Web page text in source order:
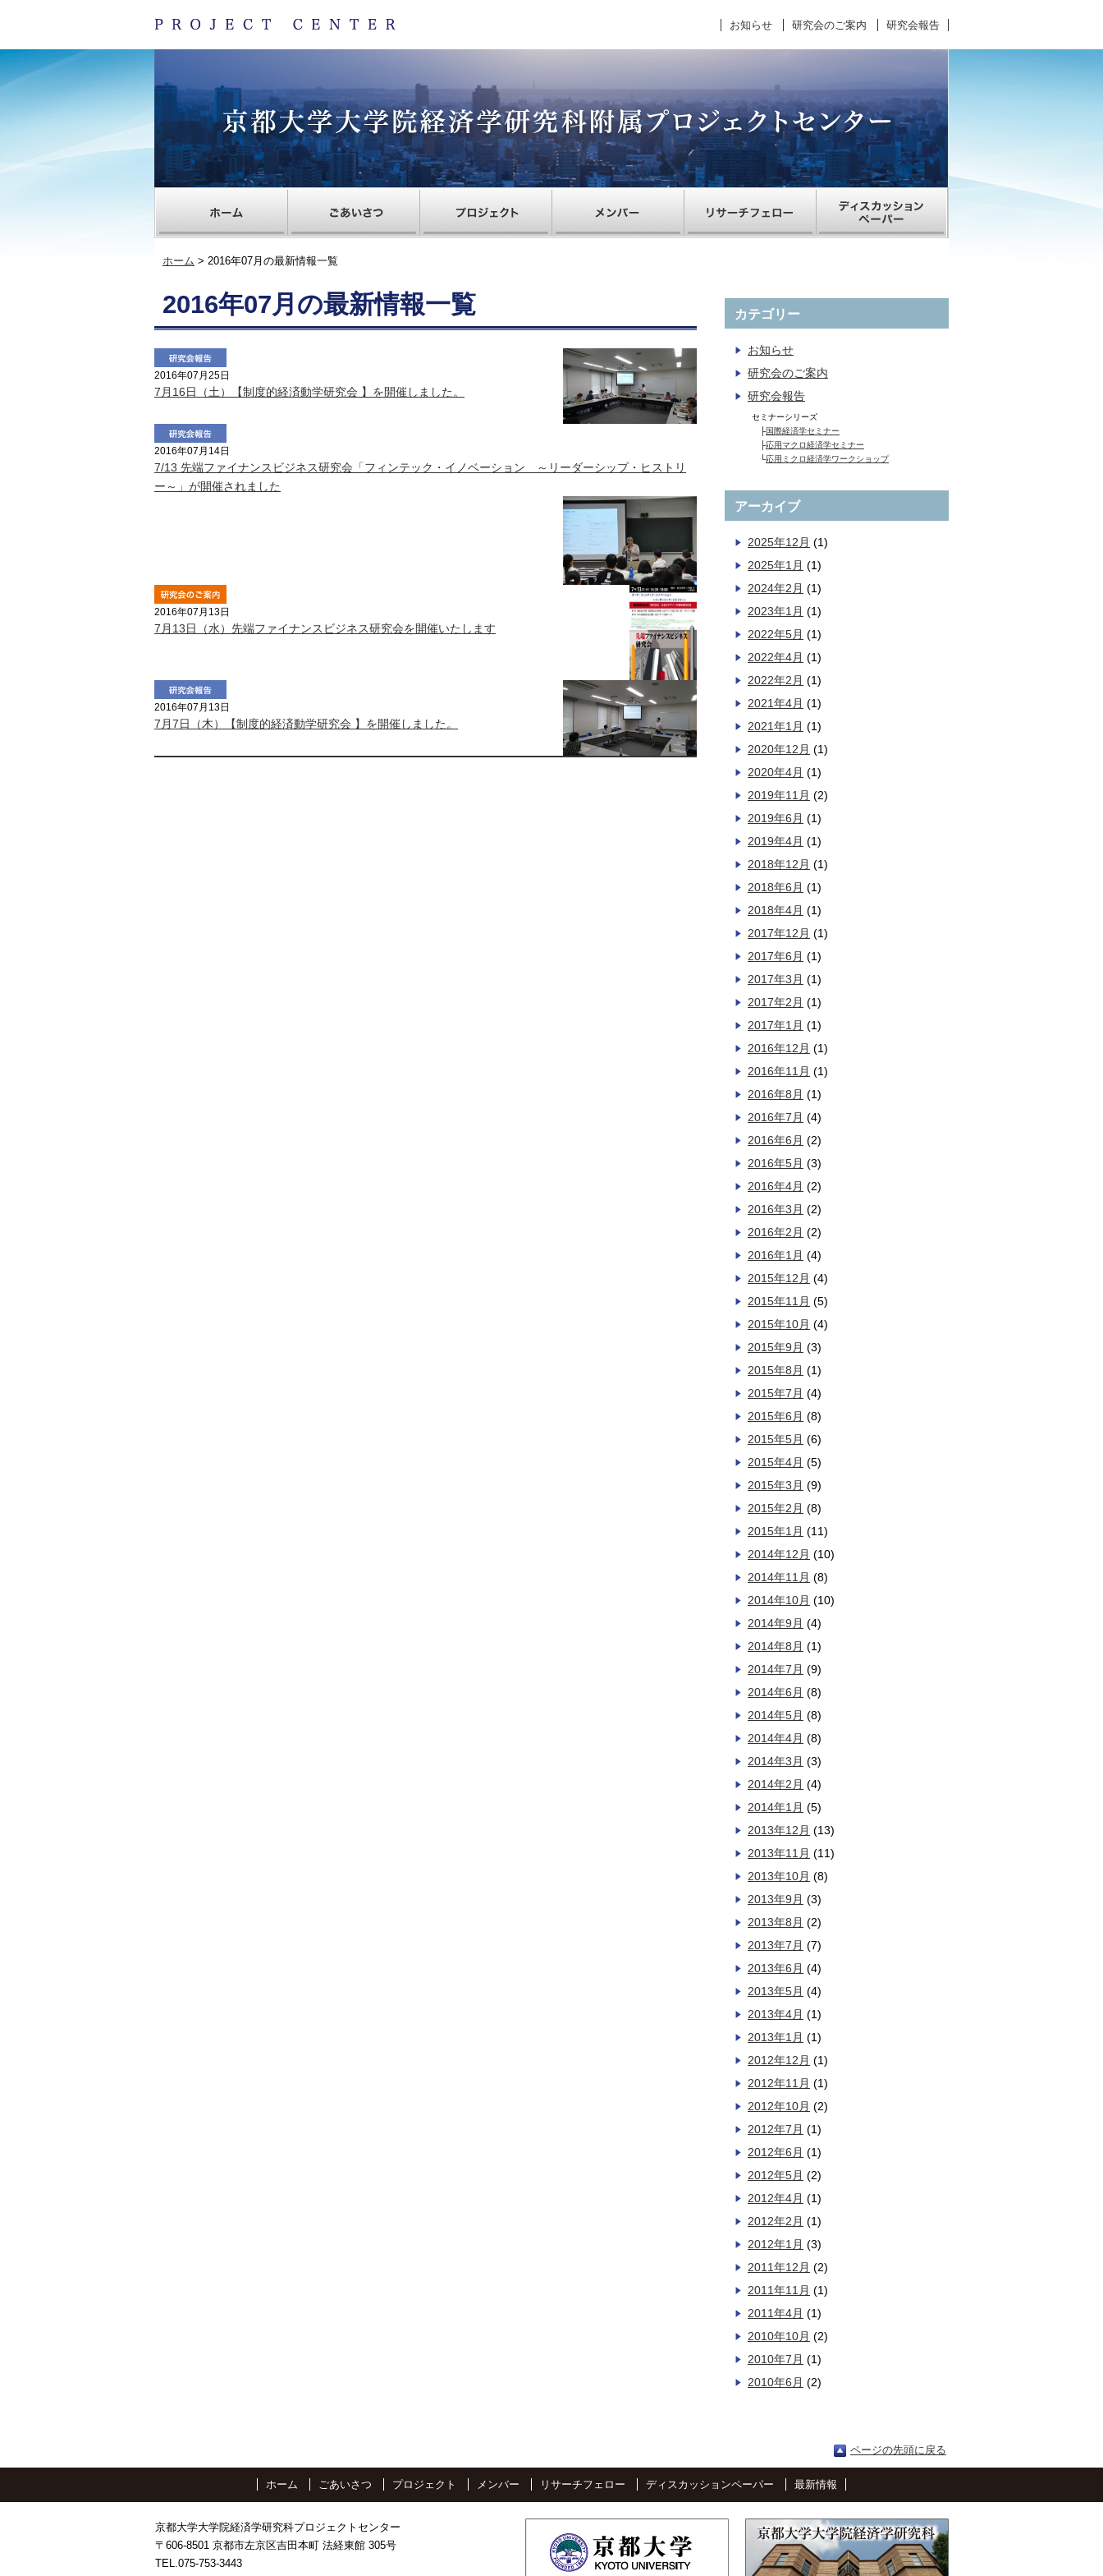
お知らせ 研究会のご案内 研究会報告
ホーム > 2016年07月の最新情報一覧
2016年07月の最新情報一覧
2016年07月25日
7月16日（土）【制度的経済動学研究会 】を開催しました。
2016年07月14日
7/13 先端ファイナンスビジネス研究会「フィンテック・イノベーション ～リーダーシップ・ヒストリ
ー～」が開催されました
2016年07月13日
7月13日（水）先端ファイナンスビジネス研究会を開催いたします
2016年07月13日
7月7日（木）【制度的経済動学研究会 】を開催しました。
カテゴリー
お知らせ
研究会のご案内
研究会報告
セミナーシリーズ
├国際経済学セミナー
├応用マクロ経済学セミナー
└応用ミクロ経済学ワークショップ
アーカイブ
2025年12月 (1)
2025年1月 (1)
2024年2月 (1)
2023年1月 (1)
2022年5月 (1)
2022年4月 (1)
2022年2月 (1)
2021年4月 (1)
2021年1月 (1)
2020年12月 (1)
2020年4月 (1)
2019年11月 (2)
2019年6月 (1)
2019年4月 (1)
2018年12月 (1)
2018年6月 (1)
2018年4月 (1)
2017年12月 (1)
2017年6月 (1)
2017年3月 (1)
2017年2月 (1)
2017年1月 (1)
2016年12月 (1)
2016年11月 (1)
2016年8月 (1)
2016年7月 (4)
2016年6月 (2)
2016年5月 (3)
2016年4月 (2)
2016年3月 (2)
2016年2月 (2)
2016年1月 (4)
2015年12月 (4)
2015年11月 (5)
2015年10月 (4)
2015年9月 (3)
2015年8月 (1)
2015年7月 (4)
2015年6月 (8)
2015年5月 (6)
2015年4月 (5)
2015年3月 (9)
2015年2月 (8)
2015年1月 (11)
2014年12月 (10)
2014年11月 (8)
2014年10月 (10)
2014年9月 (4)
2014年8月 (1)
2014年7月 (9)
2014年6月 (8)
2014年5月 (8)
2014年4月 (8)
2014年3月 (3)
2014年2月 (4)
2014年1月 (5)
2013年12月 (13)
2013年11月 (11)
2013年10月 (8)
2013年9月 (3)
2013年8月 (2)
2013年7月 (7)
2013年6月 (4)
2013年5月 (4)
2013年4月 (1)
2013年1月 (1)
2012年12月 (1)
2012年11月 (1)
2012年10月 (2)
2012年7月 (1)
2012年6月 (1)
2012年5月 (2)
2012年4月 (1)
2012年2月 (1)
2012年1月 (3)
2011年12月 (2)
2011年11月 (1)
2011年4月 (1)
2010年10月 (2)
2010年7月 (1)
2010年6月 (2)
ページの先頭に戻る
ホーム ごあいさつ プロジェクト メンバー リサーチフェロー ディスカッションペーパー 最新情報
京都大学大学院経済学研究科プロジェクトセンター
〒606-8501 京都市左京区吉田本町 法経東館 305号
TEL.075-753-3443